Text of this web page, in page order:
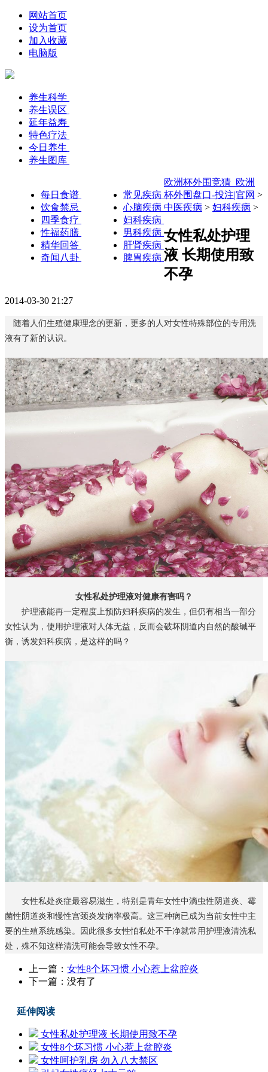
网站首页
设为首页
加入收藏
电脑版
养生科学
养生误区
延年益寿
特色疗法
今日养生
养生图库
每日食谱
饮食禁忌
四季食疗
性福药膳
精华回答
奇闻八卦
常见疾病
心脑疾病
妇科疾病
男科疾病
肝肾疾病
脾胃疾病
欧洲杯外围竞猜_欧洲
杯外围盘口-投注|官网 >
中医疾病 > 妇科疾病 >
女性私处护理
液 长期使用致
不孕
2014-03-30 21:27
随着人们生殖健康理念的更新，更多的人对女性特殊部位的专用洗
液有了新的认识。
女性私处护理液对健康有害吗？
护理液能再一定程度上预防妇科疾病的发生，但仍有相当一部分
女性认为，使用护理液对人体无益，反而会破坏阴道内自然的酸碱平
衡，诱发妇科疾病，是这样的吗？
女性私处炎症最容易滋生，特别是青年女性中滴虫性阴道炎、霉
菌性阴道炎和慢性宫颈炎发病率极高。这三种病已成为当前女性中主
要的生殖系统感染。因此很多女性怕私处不干净就常用护理液清洗私
处，殊不知这样清洗可能会导致女性不孕。
上一篇： 女性8个坏习惯 小心惹上盆腔炎
下一篇：没有了
延伸阅读
女性私处护理液 长期使用致不孕
女性8个坏习惯 小心惹上盆腔炎
女性呵护乳房 勿入八大禁区